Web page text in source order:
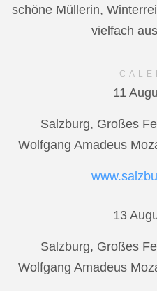
schöne Müllerin,
vielfach
11
Salzburg, Großes
Wolfgang Amadeus
13
Salzburg, Großes
Wolfgang Amadeus